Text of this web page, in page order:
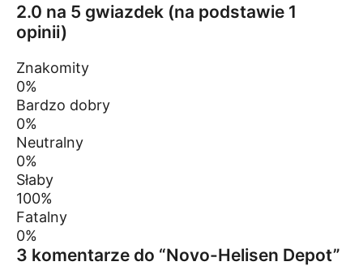
2.0 na 5 gwiazdek (na podstawie 1
opinii)
Znakomity
0%
Bardzo dobry
0%
Neutralny
0%
Słaby
100%
Fatalny
0%
3 komentarze do “Novo-Helisen Depot”